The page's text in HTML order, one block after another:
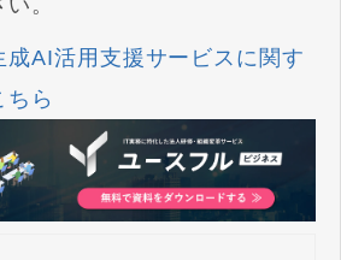
成AI活用支援サービスに関す
ちら